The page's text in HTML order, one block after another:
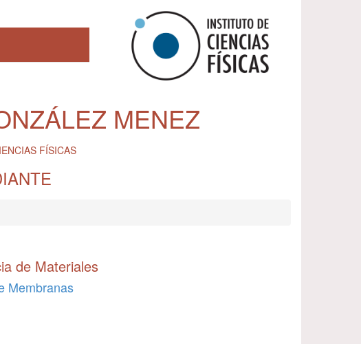
MENEZ
FÍSICAS
de Materiales
Membranas